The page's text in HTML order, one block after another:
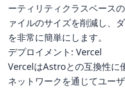
ーティリティクラスベース
ァイルのサイズを削減し、
を非常に簡単にします。
デプロイメント: Vercel
VercelはAstroとの互換性に
ネットワークを通じてユー